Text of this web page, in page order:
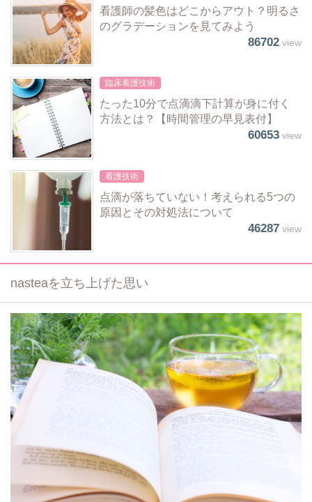
看護師の髪色はどこからアウト？明るさ
のグラデーションを見てみよう
86702view
臨床看護技術
たった10分で点滴滴下計算が身に付く
方法とは？【時間管理の早見表付】
60653view
看護技術
点滴が落ちていない！考えられる5つの
原因とその対処法について
46287view
nasteaを立ち上げた思い